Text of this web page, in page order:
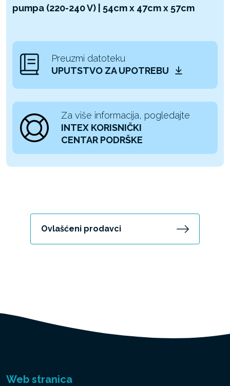
pumpa (220-240 V) | 54cm x 47cm x 57cm
Preuzmi datoteku
UPUTSTVO ZA UPOTREBU
Za više informacija, pogledajte
INTEX KORISNIČKI
CENTAR PODRŠKE
Ovlašćeni prodavci
Web stranica